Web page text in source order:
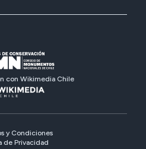
con Wikimedia Chile
y Condiciones
de Privacidad